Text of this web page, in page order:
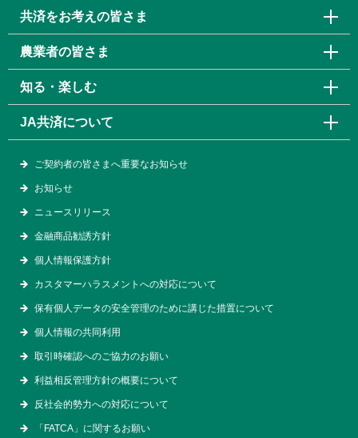
共済をお考えの皆さま
農業者の皆さま
知る・楽しむ
JA共済について
ご契約者の皆さまへ重要なお知らせ
お知らせ
ニュースリリース
金融商品勧誘方針
個人情報保護方針
カスタマーハラスメントへの対応について
保有個人データの安全管理のために講じた措置について
個人情報の共同利用
取引時確認へのご協力のお願い
利益相反管理方針の概要について
反社会的勢力への対応について
「FATCA」に関するお願い